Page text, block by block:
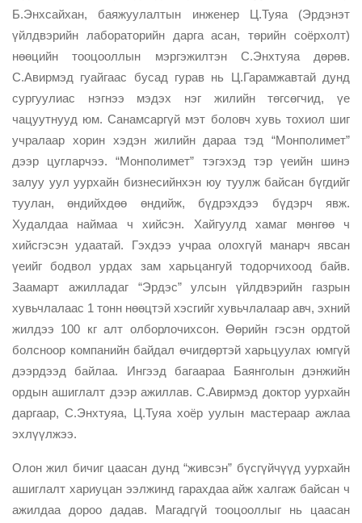
Б.Энхсайхан, баяжуулалтын инженер Ц.Туяа (Эрдэнэт
үйлдвэрийн лабораторийн дарга асан, төрийн соёрхолт)
нөөцийн тооцооллын мэргэжилтэн С.Энхтуяа дөрөв.
С.Авирмэд гуайгаас бусад гурав нь Ц.Гарамжавтай дунд
сургуулиас нэгнээ мэдэх нэг жилийн төгсөгчид, үе
чацуутнууд юм. Санамсаргүй мэт боловч хувь тохиол шиг
учралаар хорин хэдэн жилийн дараа тэд “Монполимет”
дээр цугларчээ. “Монполимет” тэгэхэд тэр үеийн шинэ
залуу уул уурхайн бизнесийнхэн юу туулж байсан бүгдийг
туулан, өндийхдөө өндийж, бүдрэхдээ бүдэрч явж.
Худалдаа наймаа ч хийсэн. Хайгуулд хамаг мөнгөө ч
хийсгэсэн удаатай. Гэхдээ учраа олохгүй манарч явсан
үеийг бодвол урдах зам харьцангуй тодорчихоод байв.
Заамарт ажилладаг “Эрдэс” улсын үйлдвэрийн газрын
хувьчлалаас 1 тонн нөөцтэй хэсгийг хувьчлалаар авч, эхний
жилдээ 100 кг алт олборлочихсон. Өөрийн гэсэн ордтой
болсноор компанийн байдал өчигдөртэй харьцуулах юмгүй
дээрдээд байлаа. Ингээд багаараа Баянголын дэнжийн
ордын ашиглалт дээр ажиллав. С.Авирмэд доктор уурхайн
даргаар, С.Энхтуяа, Ц.Туяа хоёр уулын мастераар ажлаа
эхлүүлжээ.
Олон жил бичиг цаасан дунд “живсэн” бүсгүйчүүд уурхайн
ашиглалт хариуцан ээлжинд гарахдаа айж халгаж байсан ч
ажилдаа дороо дадав. Магадгүй тооцооллыг нь цаасан